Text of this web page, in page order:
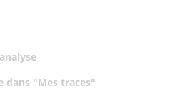
dans "Mes traces"